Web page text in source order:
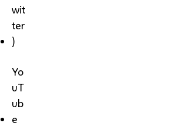
wit
ter
)
Yo
uT
ub
e